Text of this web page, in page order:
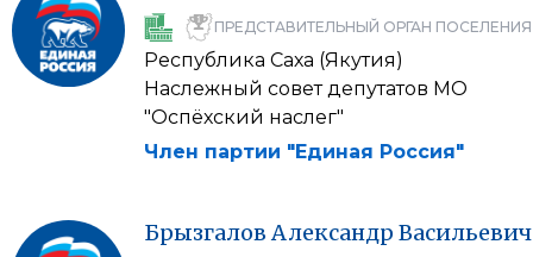
ПРЕДСТАВИТЕЛЬНЫЙ ОРГАН ПОСЕЛЕНИЯ
Республика Саха (Якутия)
Наслежный совет депутатов МО
"Оспёхский наслег"
Член партии "Единая Россия"
Брызгалов Александр Васильевич